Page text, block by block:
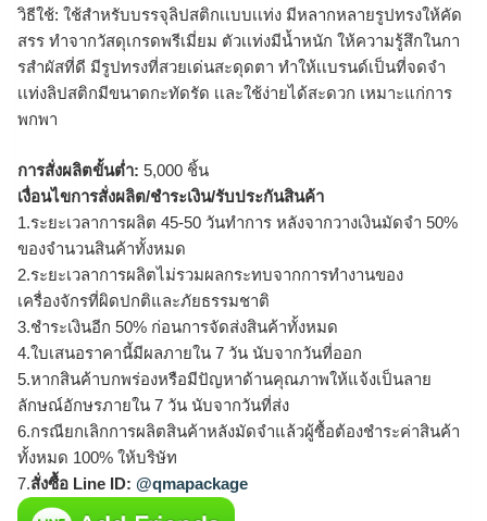
วิธีใช้: ใช้สำหรับบรรจุลิปสติกเเบบเเท่ง มีหลากหลายรูปทรงให้คัด
สรร ทำจากวัสดุเกรดพรีเมี่ยม ตัวเเท่งมีน้ำหนัก ให้ความรู้สึกในกา
รสำผัสที่ดี มีรูปทรงที่สวยเด่นสะดุดตา ทำให้เเบรนด์เป็นที่จดจำ
เเท่งลิปสติกมีขนาดกะทัดรัด เเละใช้ง่ายได้สะดวก เหมาะแก่การ
พกพา
การสั่งผลิตขั้นต่ำ: 5,000 ชิ้น
เงื่อนไขการสั่งผลิต/ชำระเงิน/รับประกันสินค้า
1.ระยะเวลาการผลิต 45-50 วันทำการ หลังจากวางเงินมัดจำ 50%
ของจำนวนสินค้าทั้งหมด
2.ระยะเวลาการผลิตไม่รวมผลกระทบจากการทำงานของ
เครื่องจักรที่ผิดปกติและภัยธรรมชาติ
3.ชำระเงินอีก 50% ก่อนการจัดส่งสินค้าทั้งหมด
4.ใบเสนอราคานี้มีผลภายใน 7 วัน นับจากวันที่ออก
5.หากสินค้าบกพร่องหรือมีปัญหาด้านคุณภาพให้แจ้งเป็นลาย
ลักษณ์อักษรภายใน 7 วัน นับจากวันที่ส่ง
6.กรณียกเลิกการผลิตสินค้าหลังมัดจำแล้วผู้ซื้อต้องชำระค่าสินค้า
ทั้งหมด 100% ให้บริษัท
7.สั่งซื้อ Line ID: @qmapackage